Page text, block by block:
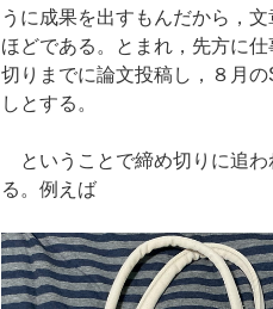
うに成果を出すもんだから，
ほどである。とまれ，先方に
切りまでに論文投稿し，８月
しとする。
ということで締め切りに追わ
る。例えば